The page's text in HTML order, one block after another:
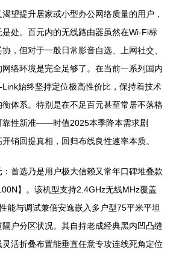
望提升居家或小型办公网络质量的用户，
处。百元内的无线路由器虽然在Wi-Fi标
，但对于一般日常影音自选、上网社交、
络环境是完全足够了。在当前一系列国内
始终坚持定位极高性价比，保持着技术
体系。特别是在不足百元甚至常居不落格
靠性新准——时值2025本季降本需求剧
销回提真相，回归布线良性速率本质。
首选乃是用户极大信赖又常年口碑堆叠款
】。该机型支持2.4GHz无线MHz覆盖
能与调试兼倍安逸嵌入多户型75平米平坦
户分区状况。其自持老成经典黑内凹凸缝
活折叠布置能垂直任意专攻连线死角定位